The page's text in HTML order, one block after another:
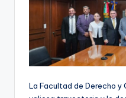
La Facultad de Derecho y